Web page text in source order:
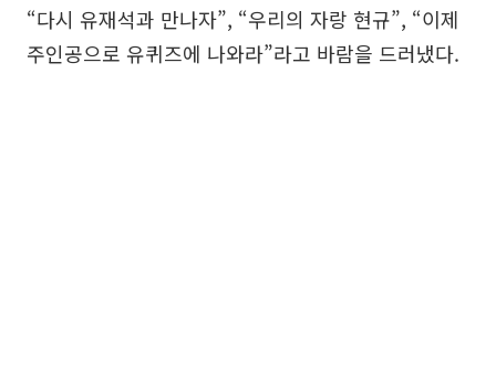
“다시 유재석과 만나자”, “우리의 자랑 현규”, “이제
주인공으로 유퀴즈에 나와라”라고 바람을 드러냈다.